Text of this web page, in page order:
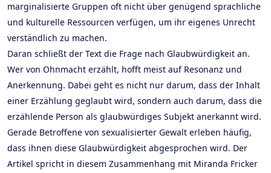
marginalisierte Gruppen oft nicht über genügend sprachliche
und kulturelle Ressourcen verfügen, um ihr eigenes Unrecht
verständlich zu machen.
Daran schließt der Text die Frage nach Glaubwürdigkeit an.
Wer von Ohnmacht erzählt, hofft meist auf Resonanz und
Anerkennung. Dabei geht es nicht nur darum, dass der Inhalt
einer Erzählung geglaubt wird, sondern auch darum, dass die
erzählende Person als glaubwürdiges Subjekt anerkannt wird.
Gerade Betroffene von sexualisierter Gewalt erleben häufig,
dass ihnen diese Glaubwürdigkeit abgesprochen wird. Der
Artikel spricht in diesem Zusammenhang mit Miranda Fricker